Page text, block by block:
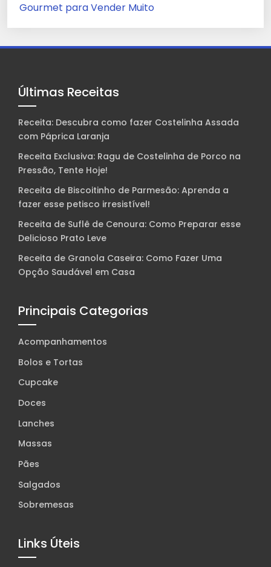
Gourmet para Vender Muito
Últimas Receitas
Receita: Descubra como fazer Costelinha Assada
com Páprica Laranja
Receita Exclusiva: Ragu de Costelinha de Porco na
Pressão, Tente Hoje!
Receita de Biscoitinho de Parmesão: Aprenda a
fazer esse petisco irresistível!
Receita de Suflê de Cenoura: Como Preparar esse
Delicioso Prato Leve
Receita de Granola Caseira: Como Fazer Uma
Opção Saudável em Casa
Principais Categorias
Acompanhamentos
Bolos e Tortas
Cupcake
Doces
Lanches
Massas
Pães
Salgados
Sobremesas
Links Úteis